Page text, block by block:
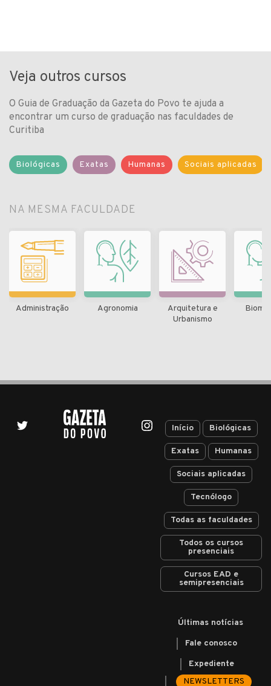
Veja outros cursos
O Guia de Graduação da Gazeta do Povo te ajuda a
encontrar um curso de graduação nas faculdades de
Curitiba
Biológicas Exatas Humanas Sociais aplicadas
NA MESMA FACULDADE
Administração Agronomia
Arquitetura e
Urbanismo
Início Biológicas
Exatas Humanas
Sociais aplicadas
Tecnólogo
Todas as faculdades
Todos os cursos
presenciais
Cursos EAD e
semipresenciais
Últimas notícias
Fale conosco
Expediente
NEWSLETTERS